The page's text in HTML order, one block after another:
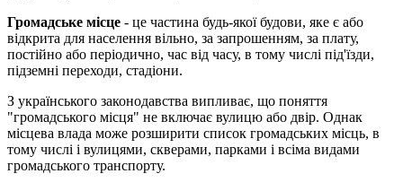
Громадське місце - це частина будь-якої будови, яке є або
відкрита для населення вільно, за запрошенням, за плату,
постійно або періодично, час від часу, в тому числі під'їзди,
підземні переходи, стадіони.
З українського законодавства випливає, що поняття
"громадського місця" не включає вулицю або двір. Однак
місцева влада може розширити список громадських місць, в
тому числі і вулицями, скверами, парками і всіма видами
громадського транспорту.